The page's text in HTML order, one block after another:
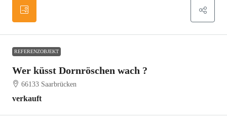
REFERENZOBJEKT
Wer küsst Dornröschen wach ?
66133 Saarbrücken
verkauft